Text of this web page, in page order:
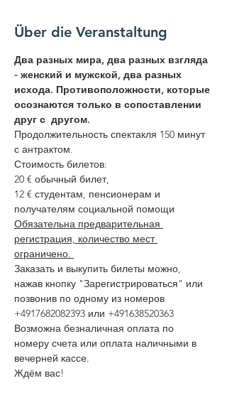
Über die Veranstaltung
Два разных мира, два разных взгляда
- женский и мужской, два разных
исхода. Противоположности, которые
осознаются только в сопоставлении
друг с  другом.
Продолжительность спектакля 150 минут
с антрактом.
Стоимость билетов:
20 € обычный билет,
12 € студентам, пенсионерам и
получателям социальной помощи
Обязательна предварительная
регистрация, количество мест
ограничено.
Заказать и выкупить билеты можно,
нажав кнопку "Зарегистрироваться" или
позвонив по одному из номеров
+4917682082393 или +491638520363
Возможна безналичная оплата по
номеру счета или оплата наличными в
вечерней кассе.
Ждём вас!